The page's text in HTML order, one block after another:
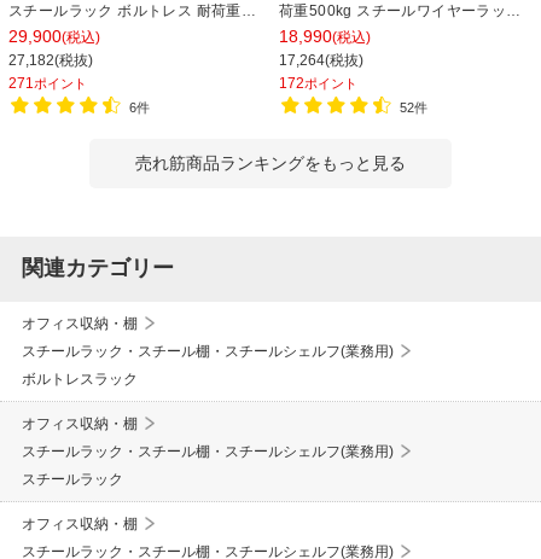
スチールラック ボルトレス 耐荷重
150kg/段 天地6段 幅1812×奥行462×
高さ2100mm スチール棚 スチールシ
ェルフ 収納棚 オープンラック 収納ラ
ック
29,900(税込)
27,182(税抜)
271 ポイント
6件
荷重500kg スチールワイヤーラック
シェルゴ 幅1515×奥行460×高さ
1740mm
18,990(税込)
17,264(税抜)
172ポイント
52件
売れ筋商品ランキングをもっと見る
関連カテゴリー
オフィス収納・棚
スチールラック・スチール棚・スチールシェルフ(業務用)
ボルトレスラック
オフィス収納・棚
スチールラック・スチール棚・スチールシェルフ(業務用)
スチールラック
オフィス収納・棚
スチールラック・スチール棚・スチールシェルフ(業務用)